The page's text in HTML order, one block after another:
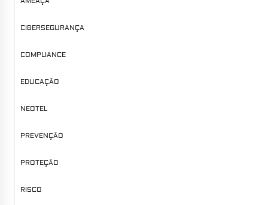
CIBERSEGURANÇA
COMPLIANCE
EDUCAÇÃO
NEOTEL
PREVENÇÃO
PROTEÇÃO
RISCO